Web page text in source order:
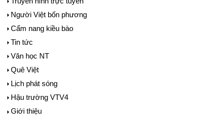
Người Việt bốn phương
Cẩm nang kiều bào
Tin tức
Văn học NT
Quê Việt
Lịch phát sóng
Hậu trường VTV4
Giới thiệu